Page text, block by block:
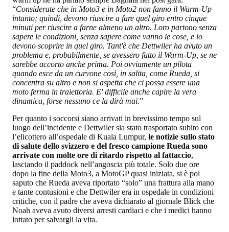
“Considerate che in Moto3 e in Moto2 non fanno il Warm-Up
intanto; quindi, devono riuscire a fare quel giro entro cinque
minuti per riuscire a farne almeno un altro. Loro partono senza
sapere le condizioni, senza sapere come vanno le cose, e lo
devono scoprire in quel giro. Tant'è che Dettwiler ha avuto un
problema e, probabilmente, se avessero fatto il Warm-Up, se ne
sarebbe accorto anche prima. Poi ovviamente un pilota
quando esce da un curvone così, in salita, come Rueda, si
concentra su altro e non si aspetta che ci possa essere una
moto ferma in traiettoria. E' difficile anche capire la vera
dinamica, forse nessuno ce la dirà mai.”
Per quanto i soccorsi siano arrivati in brevissimo tempo sul
luogo dell’incidente e Dettwiler sia stato trasportato subito con
l’elicottero all’ospedale di Kuala Lumpur, le notizie sullo stato
di salute dello svizzero e del fresco campione Rueda sono
arrivate con molte ore di ritardo rispetto al fattaccio,
lasciando il paddock nell’angoscia più totale. Solo due ore
dopo la fine della Moto3, a MotoGP quasi iniziata, si è poi
saputo che Rueda aveva riportato “solo” una frattura alla mano
e tante contusioni e che Dettwiler era in ospedale in condizioni
critiche, con il padre che aveva dichiarato al giornale Blick che
Noah aveva avuto diversi arresti cardiaci e che i medici hanno
lottato per salvargli la vita.